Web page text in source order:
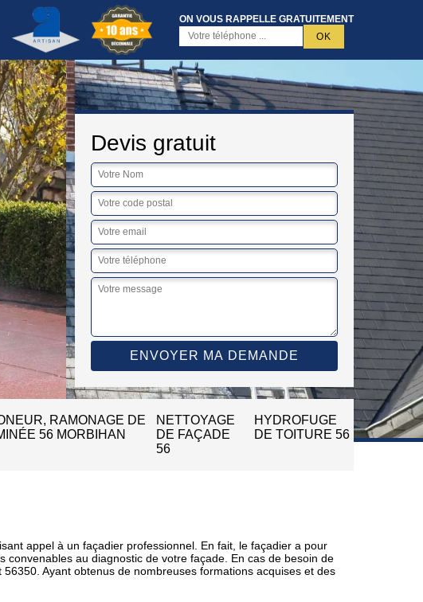
ON VOUS RAPPELLE GRATUITEMENT
Devis gratuit
RAMONAGE DE
56 MORBIHAN
NETTOYAGE
DE FAÇADE
56
HYDROFUGE
DE TOITURE 56
appel à un façadier professionnel. En fait, le façadier a pour
convenables au diagnostic de votre façade. En cas de besoin de
Ayant obtenus de nombreuses formations acquises et des